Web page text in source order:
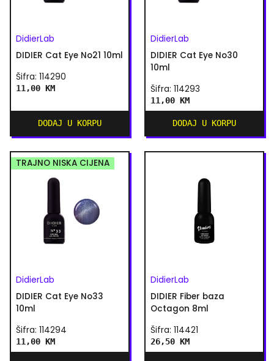
DidierLab
DIDIER Cat Eye No21 10ml
Šifra: 114290
11,00 KM
DODAJ U KORPU
DidierLab
DIDIER Cat Eye No30
10ml
Šifra: 114293
11,00 KM
DODAJ U KORPU
TRAJNO NISKA CIJENA
DidierLab
DIDIER Cat Eye No33
10ml
Šifra: 114294
11,00 KM
DidierLab
DIDIER Fiber baza
Octagon 8ml
Šifra: 114421
26,50 KM